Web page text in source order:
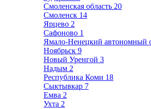
Смоленская область 20
Смоленск 14
Ярцево 2
Сафоново 1
Ямало-Ненецкий автономный
Ноябрьск 9
Новый Уренгой 3
Надым 2
Республика Коми 18
Сыктывкар 7
Емва 2
Ухта 2